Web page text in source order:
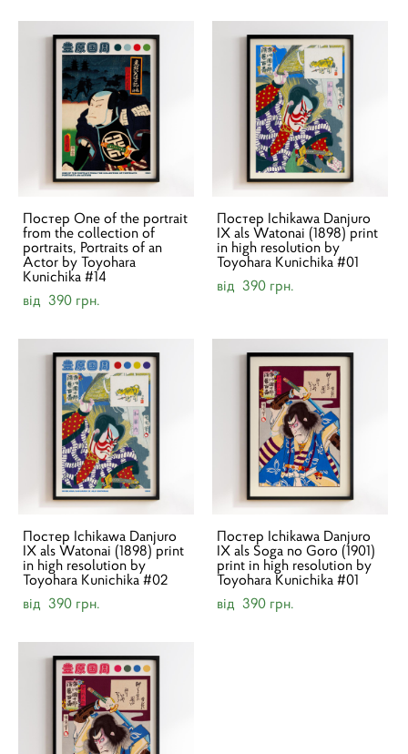
Постер One of the portrait
from the collection of
portraits, Portraits of an
Actor by Toyohara
Kunichika #14
від 390 грн.
Постер Ichikawa Danjuro
IX als Watonai (1898) print
in high resolution by
Toyohara Kunichika #01
від 390 грн.
Постер Ichikawa Danjuro
IX als Watonai (1898) print
in high resolution by
Toyohara Kunichika #02
від 390 грн.
Постер Ichikawa Danjuro
IX als Soga no Goro (1901)
print in high resolution by
Toyohara Kunichika #01
від 390 грн.